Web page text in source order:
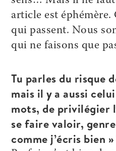
article est éphémère.
qui passent. Nous
qui ne faisons que
Tu parles du risque
mais il y a aussi
mots, de privilégier
se faire valoir,
comme j’écris bien »